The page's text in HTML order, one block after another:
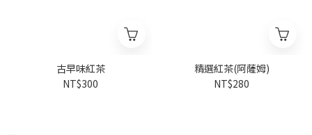
古早味紅茶
NT$300
精選紅茶(阿薩姆)
NT$280